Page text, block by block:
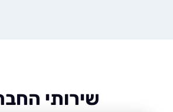
שירותי החברה